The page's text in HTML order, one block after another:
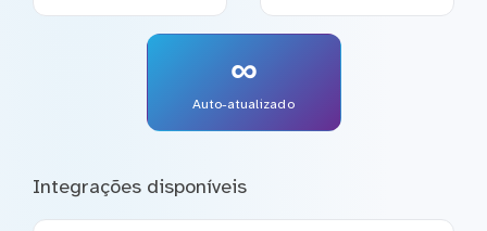
∞
Auto-atualizado
Integrações disponíveis